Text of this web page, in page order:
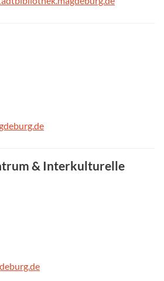
& Interkulturelle